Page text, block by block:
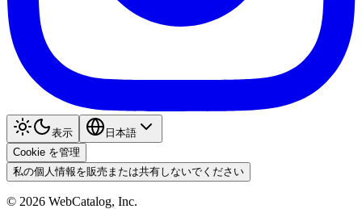
表示
日本語
Cookie を管理
私の個人情報を販売または共有しないでください
© 2026 WebCatalog, Inc.